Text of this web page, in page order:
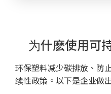
为什麽使用可
环保塑料减少碳排放、防
续性政策。以下是企业做